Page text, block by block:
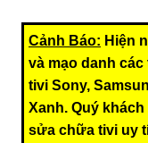
Cảnh Báo: Hiện
và mạo danh
tivi Sony,
Xanh. Quý
sửa chữa tivi uy